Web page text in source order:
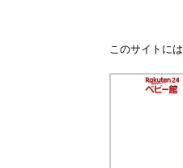
このサイトには